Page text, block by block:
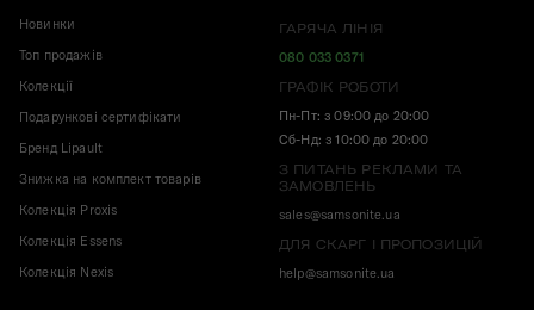
Новинки
Топ продажів
Колекції
Подарункові сертифікати
Бренд Lipault
Знижка на комплект товарів
Колекція Proxis
Колекція Essens
Колекція Nexis
ГАРЯЧА ЛІНІЯ
080 033 0371
ГРАФІК РОБОТИ
Пн-Пт: з 09:00 до 20:00
Сб-Нд: з 10:00 до 20:00
З ПИТАНЬ РЕКЛАМИ ТА
ЗАМОВЛЕНЬ
sales@samsonite.ua
ДЛЯ СКАРГ І ПРОПОЗИЦІЙ
help@samsonite.ua